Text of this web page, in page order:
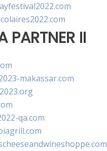
PARTNER II
makassar.com
qa.com